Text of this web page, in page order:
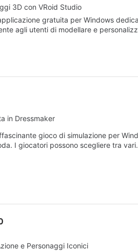
3D con VRoid Studio
gratuita per Windows
agli utenti di modellare e
in Dressmaker
gioco di simulazione per
I giocatori possono scegliere tra
e Personaggi Iconici